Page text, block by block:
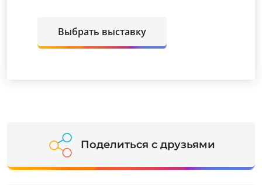
Выбрать выставку
Поделиться с друзьями